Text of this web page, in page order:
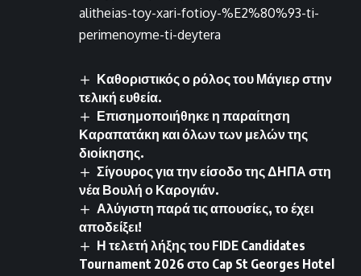
alitheias-toy-xari-fotioy-%E2%80%93-ti-
perimenoyme-ti-deytera
Καθοριστικός ο ρόλος του Μάγιερ στην
τελική ευθεία.
Επισημοποιήθηκε η παραίτηση
Καραπατάκη και όλων των μελών της
διοίκησης.
Σίγουρος για την είσοδο της ΔΗΠΑ στη
νέα Βουλή ο Καρογιάν.
Αλύγιστη παρά τις απουσίες, το έχει
αποδείξει!
Η τελετή λήξης του FIDE Candidates
Tournament 2026 στο Cap St Georges Hotel